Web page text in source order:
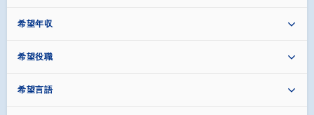
希望年収
希望役職
希望言語